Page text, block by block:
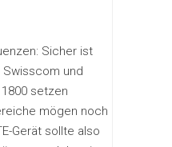
Sicher ist
Swisscom und
setzen
mögen noch
Gerät sollte also